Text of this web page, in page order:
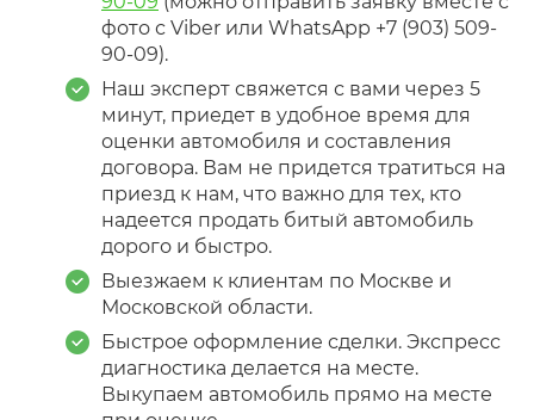
фото с Viber или WhatsApp +7 (903) 509-
90-09).
Наш эксперт свяжется с вами через 5
минут, приедет в удобное время для
оценки автомобиля и составления
договора. Вам не придется тратиться на
приезд к нам, что важно для тех, кто
надеется продать битый автомобиль
дорого и быстро.
Выезжаем к клиентам по Москве и
Московской области.
Быстрое оформление сделки. Экспресс
диагностика делается на месте.
Выкупаем автомобиль прямо на месте